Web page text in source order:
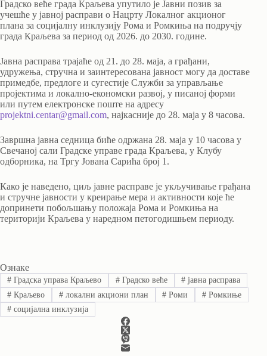
Градско веће града Краљева упутило је Јавни позив за
учешће у јавној расправи о Нацрту Локалног акционог
плана за социјалну инклузију Рома и Ромкиња на подручју
града Краљева за период од 2026. до 2030. године.
Јавна расправа трајаће од 21. до 28. маја, а грађани,
удружења, стручна и заинтересована јавност могу да доставе
примедбе, предлоге и сугестије Служби за управљање
пројектима и локално-економски развој, у писаној форми
или путем електронске поште на адресу
projektni.centar@gmail.com, најкасније до 28. маја у 8 часова.
Завршна јавна седница биће одржана 28. маја у 10 часова у
Свечаној сали Градске управе града Краљева, у Клубу
одборника, на Тргу Јована Сарића број 1.
Како је наведено, циљ јавне расправе је укључивање грађана
и стручне јавности у креирање мера и активности које ће
допринети побољшању положаја Рома и Ромкиња на
територији Краљева у наредном петогодишњем периоду.
Ознаке
#Градска управа Краљево #Градско веће # јавна расправа
#Краљево #локални акциони план # Роми # Ромкиње
#социјална инклузија